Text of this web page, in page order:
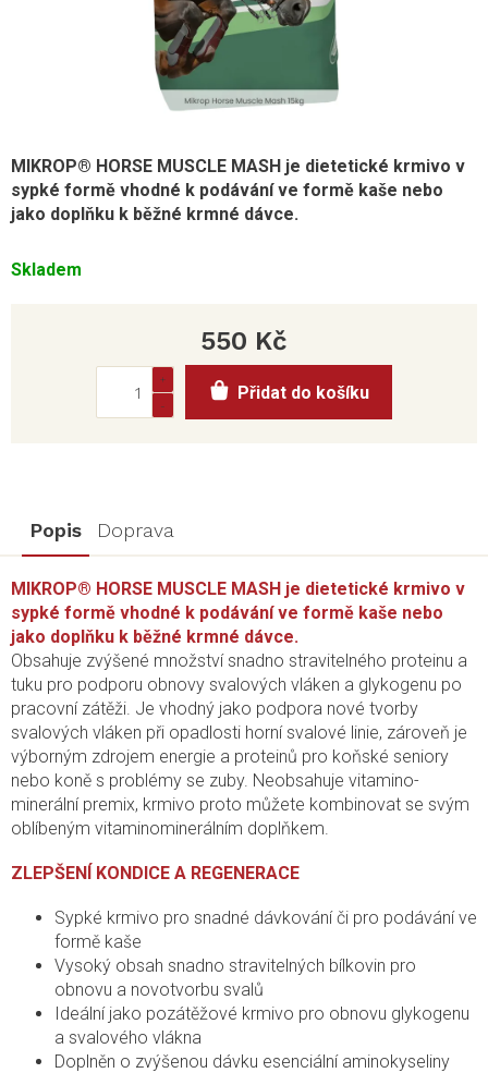
Skladem
MIKROP® HORSE MUSCLE MASH je dietetické krmivo v
sypké formě vhodné k podávání ve formě kaše nebo
jako doplňku k běžné krmné dávce.
550 Kč
cena:
Přidat do košíku
Popis Doprava
MIKROP® HORSE MUSCLE MASH je dietetické krmivo v
sypké formě vhodné k podávání ve formě kaše nebo
jako doplňku k běžné krmné dávce.
Obsahuje zvýšené množství snadno stravitelného proteinu a
tuku pro podporu obnovy svalových vláken a glykogenu po
pracovní zátěži. Je vhodný jako podpora nové tvorby
svalových vláken při opadlosti horní svalové linie, zároveň je
výborným zdrojem energie a proteinů pro koňské seniory
nebo koně s problémy se zuby. Neobsahuje vitamino-
minerální premix, krmivo proto můžete kombinovat se svým
oblíbeným vitaminominerálním doplňkem.
ZLEPŠENÍ KONDICE A REGENERACE
Sypké krmivo pro snadné dávkování či pro podávání ve
formě kaše
Vysoký obsah snadno stravitelných bílkovin pro
obnovu a novotvorbu svalů
Ideální jako pozátěžové krmivo pro obnovu glykogenu
a svalového vlákna
Doplněn o zvýšenou dávku esenciální aminokyseliny